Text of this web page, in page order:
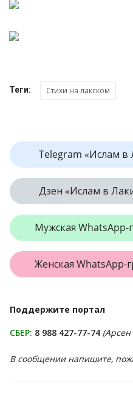
Теги: Стихи на лакском
Telegram «Ислам в
Дзен «Ислам в
Мужская WhatsApp-
Женская WhatsApp-
Поддержите портал
СБЕР: 8 988 427-77-74
В сообщении напишите,